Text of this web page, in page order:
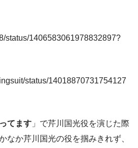
status/1406583061978832897?
status/14018870731754127
てます 」で芹川国光役を演じた際
なか芹川国光の役を掴みきれず、